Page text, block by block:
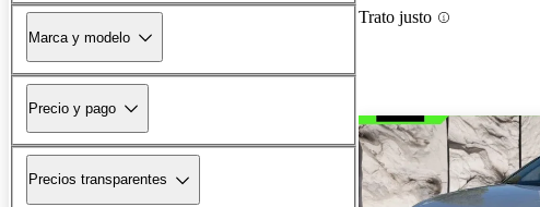
Marca y modelo
Precio y pago
Precios transparentes
Trato justo